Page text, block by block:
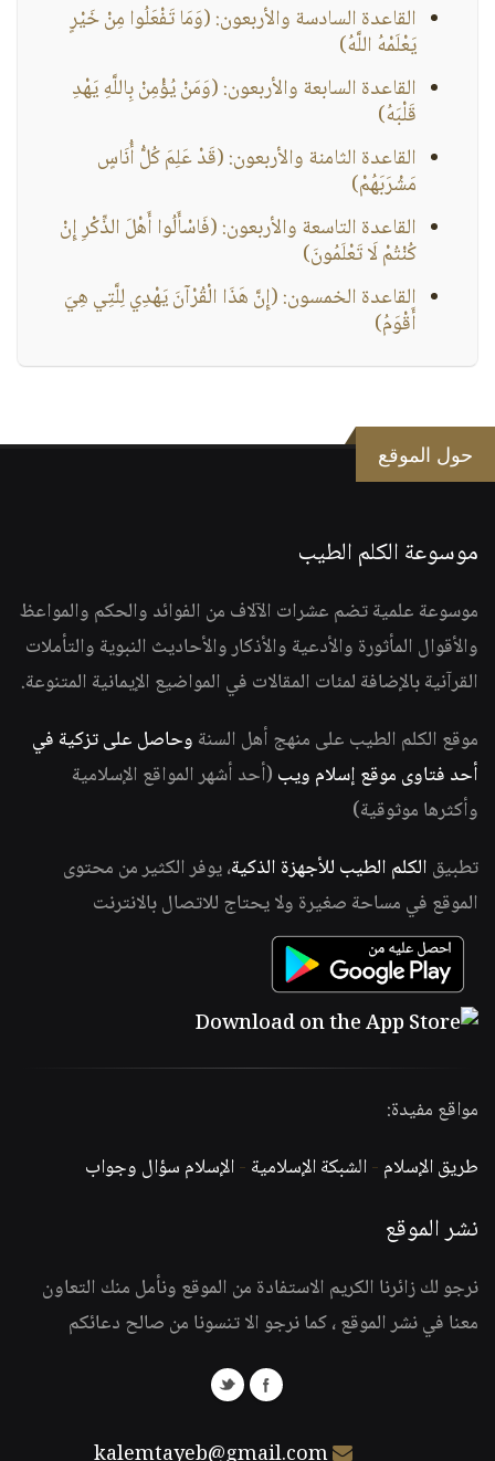
القاعدة السادسة والأربعون: (وَمَا تَفْعَلُوا مِنْ خَيْرٍ
يَعْلَمْهُ اللَّهُ)
القاعدة السابعة والأربعون: (وَمَنْ يُؤْمِنْ بِاللَّهِ يَهْدِ
قَلْبَهُ)
القاعدة الثامنة والأربعون: (قَدْ عَلِمَ كُلُّ أُنَاسٍ
مَشْرَبَهُمْ)
القاعدة التاسعة والأربعون: (فَاسْأَلُوا أَهْلَ الذِّكْرِ إِنْ
كُنْتُمْ لَا تَعْلَمُونَ)
القاعدة الخمسون: (إِنَّ هَذَا الْقُرْآنَ يَهْدِي لِلَّتِي هِيَ
أَقْوَمُ)
حول الموقع
موسوعة الكلم الطيب
موسوعة علمية تضم عشرات الآلاف من الفوائد والحكم والمواعظ
والأقوال المأثورة والأدعية والأذكار والأحاديث النبوية والتأملات
القرآنية بالإضافة لمئات المقالات في المواضيع الإيمانية المتنوعة.
موقع الكلم الطيب على منهج أهل السنة وحاصل على تزكية في
أحد فتاوى موقع إسلام ويب (أحد أشهر المواقع الإسلامية
وأكثرها موثوقية)
تطبيق الكلم الطيب للأجهزة الذكية، يوفر الكثير من محتوى
الموقع في مساحة صغيرة ولا يحتاج للاتصال بالانترنت
مواقع مفيدة:
طريق الإسلام -الشبكة الإسلامية -الإسلام سؤال وجواب
نشر الموقع
نرجو لك زائرنا الكريم الاستفادة من الموقع ونأمل منك التعاون
معنا في نشر الموقع ، كما نرجو الا تنسونا من صالح دعائكم